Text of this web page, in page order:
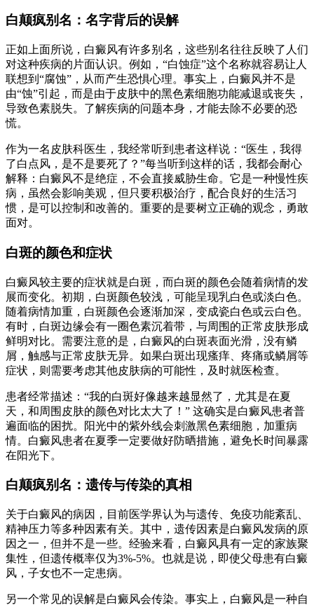
白颠疯别名：名字背后的误解
正如上面所说，白癜风有许多别名，这些别名往往反映了人们
对这种疾病的片面认识。例如，“白蚀症”这个名称就容易让人
联想到“腐蚀”，从而产生恐惧心理。事实上，白癜风并不是
由“蚀”引起，而是由于皮肤中的黑色素细胞功能减退或丧失，
导致色素脱失。了解疾病的问题本身，才能去除不必要的恐
慌。
作为一名皮肤科医生，我经常听到患者这样说：“医生，我得
了白点风，是不是要死了？”每当听到这样的话，我都会耐心
解释：白癜风不是绝症，不会直接威胁生命。它是一种慢性疾
病，虽然会影响美观，但只要积极治疗，配合良好的生活习
惯，是可以控制和改善的。重要的是要树立正确的观念，勇敢
面对。
白斑的颜色和症状
白癜风较主要的症状就是白斑，而白斑的颜色会随着病情的发
展而变化。初期，白斑颜色较浅，可能呈现乳白色或淡白色。
随着病情加重，白斑颜色会逐渐加深，变成瓷白色或云白色。
有时，白斑边缘会有一圈色素沉着带，与周围的正常皮肤形成
鲜明对比。需要注意的是，白癜风的白斑表面光滑，没有鳞
屑，触感与正常皮肤无异。如果白斑出现瘙痒、疼痛或鳞屑等
症状，则需要考虑其他皮肤病的可能性，及时就医检查。
患者经常描述：“我的白斑好像越来越显然了，尤其是在夏
天，和周围皮肤的颜色对比太大了！” 这确实是白癜风患者普
遍面临的困扰。阳光中的紫外线会刺激黑色素细胞，加重病
情。白癜风患者在夏季一定要做好防晒措施，避免长时间暴露
在阳光下。
白颠疯别名：遗传与传染的真相
关于白癜风的病因，目前医学界认为与遗传、免疫功能紊乱、
精神压力等多种因素有关。其中，遗传因素是白癜风发病的原
因之一，但并不是一些。经验来看，白癜风具有一定的家族聚
集性，但遗传概率仅为3%-5%。也就是说，即使父母患有白癜
风，子女也不一定患病。
另一个常见的误解是白癜风会传染。事实上，白癜风是一种自